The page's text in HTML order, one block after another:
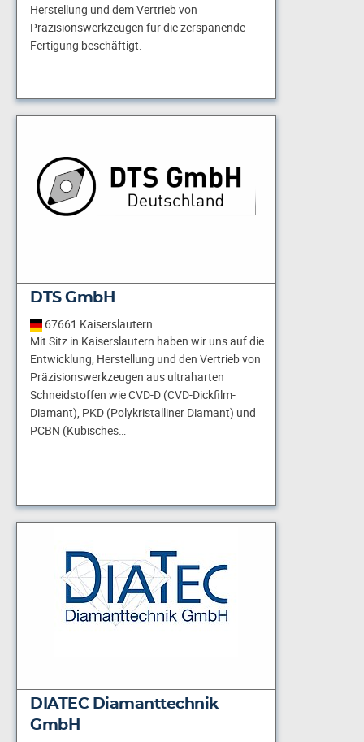
Herstellung und dem Vertrieb von
Präzisionswerkzeugen für die zerspanende
Fertigung beschäftigt.
DTS GmbH
67661 Kaiserslautern
Mit Sitz in Kaiserslautern haben wir uns auf die
Entwicklung, Herstellung und den Vertrieb von
Präzisionswerkzeugen aus ultraharten
Schneidstoffen wie CVD-D (CVD-Dickfilm-
Diamant), PKD (Polykristalliner Diamant) und
PCBN (Kubisches…
DIATEC Diamanttechnik
GmbH